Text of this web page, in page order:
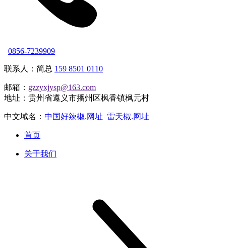
0856-7239909
联系人：简总 159 8501 0110
邮箱： gzzyxjysp@163.com
地址：贵州省遵义市播州区枫香镇枫元村
中文域名： 中国好辣椒.网址 雷天椒.网址
首页
关于我们